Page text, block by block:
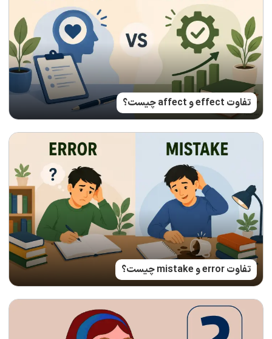
تفاوت effect و affect چیست؟
تفاوت error و mistake چیست؟